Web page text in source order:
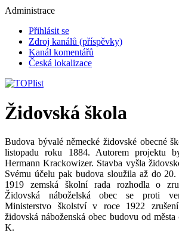
Administrace
Přihlásit se
Zdroj kanálů (příspěvky)
Kanál komentářů
Česká lokalizace
Židovská škola
Budova bývalé německé židovské obecné
listopadu roku 1884. Autorem projektu
Hermann Krackowizer. Stavba vyšla
Svému účelu pak budova sloužila až do
1919 zemská školní rada rozhodla o
Židovská náboželská obec se proti
Ministerstvo školství v roce 1922
židovská náboženská obec budovu od
K.